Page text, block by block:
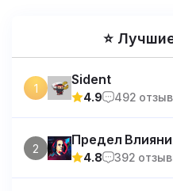
⭐
1
Sident
4.9 492
2
Предел
4.8 392